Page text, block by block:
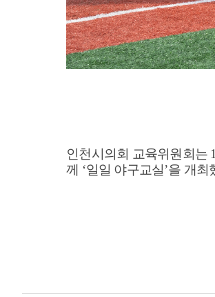
인천시의회 교육위원회는
께 ‘일일 야구교실’을 개최